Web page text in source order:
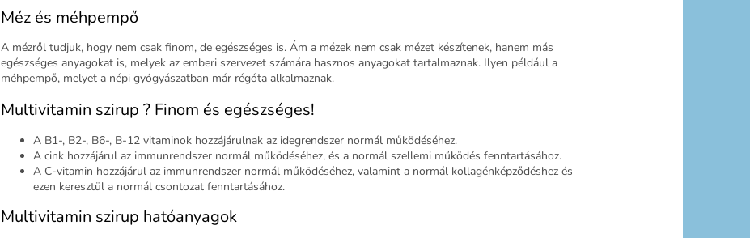
Méz és méhpempő
A mézről tudjuk, hogy nem csak finom, de egészséges is. Ám a mézek nem csak mézet készítenek, hanem más
egészséges anyagokat is, melyek az emberi szervezet számára hasznos anyagokat tartalmaznak. Ilyen például a
méhpempő, melyet a népi gyógyászatban már régóta alkalmaznak.
Multivitamin szirup ? Finom és egészséges!
A B1-, B2-, B6-, B-12 vitaminok hozzájárulnak az idegrendszer normál működéséhez.
A cink hozzájárul az immunrendszer normál működéséhez, és a normál szellemi működés fenntartásához.
A C-vitamin hozzájárul az immunrendszer normál működéséhez, valamint a normál kollagénképződéshez és
ezen keresztül a normál csontozat fenntartásához.
Multivitamin szirup hatóanyagok